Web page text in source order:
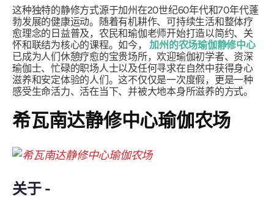
这种独特的静修方式源于加州在20世纪60年代和70年代蓬
勃发展的健康运动。随着有机耕作、可持续生活和整体疗
愈理念的日益普及，农民和瑜伽老师开始打造以简约、关
怀和联结为核心的课程。如今，加州的农场瑜伽静修中心
已成为人们休憩疗愈的宝贵场所，欢迎瑜伽初学者、资深
瑜伽士、忙碌的职场人士以及任何寻求在自然中获得身心
滋养和安定体验的人们。这不仅仅是一次度假，更是一种
感受生命活力、活在当下、并被大地本身所滋养的方式。
希瓦南达静修中心瑜伽农场
关于 -